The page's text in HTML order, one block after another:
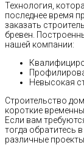
Технология,
последнее время
заказать
бревен.
нашей компании:
Невысокая
Строительство
короткие
Если вам
тогда
различные